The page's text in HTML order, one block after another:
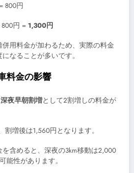
800円
円 = 1,300円
用料金が加わるため、実際の料金
なることが多いです。
料金の影響
深夜早朝割増として2割増しの料金が
割増後は1,560円となります。
含めると、深夜の3km移動は2,000
能性があります。